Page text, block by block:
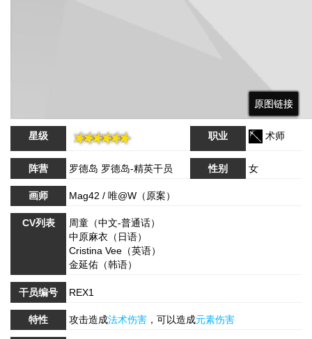
原图链接
原图链接
原图链接
星级 职业 术师
阵营 罗德岛 罗德岛-精英干员 性别 女
画师 Mag42 / 唯@W（原案）
CV列表
周童（中文-普通话）
中原麻衣（日语）
Cristina Vee（英语）
金延佑（韩语）
干员编号 REX1
特性 攻击造成法术伤害 ，可以造成元素伤害